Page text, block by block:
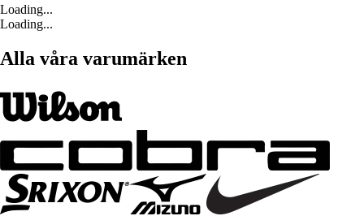
Loading...
Loading...
Alla våra varumärken